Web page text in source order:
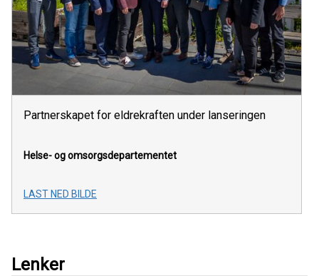
Partnerskapet for eldrekraften under lanseringen
Helse- og omsorgsdepartementet
LAST NED BILDE
Lenker